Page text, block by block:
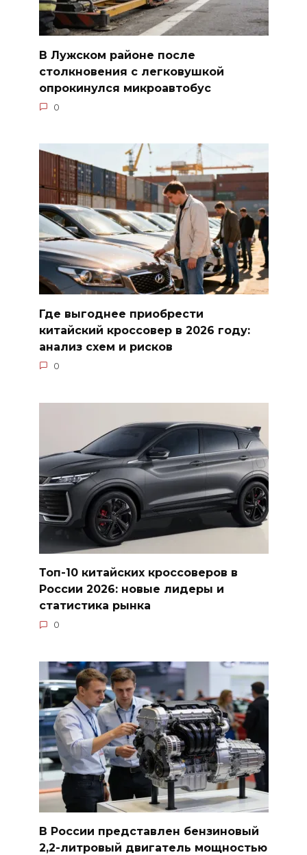
В Лужском районе после
столкновения с легковушкой
опрокинулся микроавтобус
0
Где выгоднее приобрести
китайский кроссовер в 2026 году:
анализ схем и рисков
0
Топ-10 китайских кроссоверов в
России 2026: новые лидеры и
статистика рынка
0
В России представлен бензиновый
2,2-литровый двигатель мощностью